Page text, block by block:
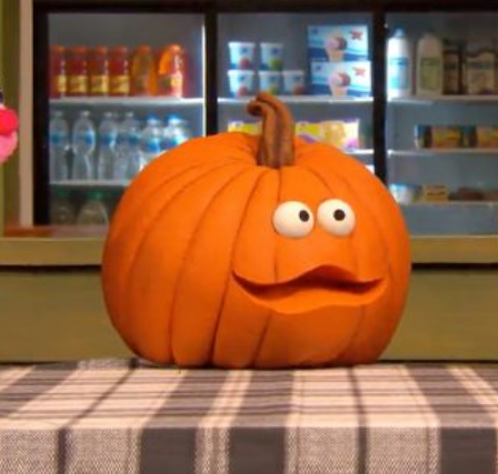
Courses and Webinars
Games and Storybooks
Our Work
About Us
Support Us